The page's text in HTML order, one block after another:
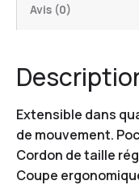
Avis (0)
Extensible dans
de mouvement.
Cordon de taille
Coupe